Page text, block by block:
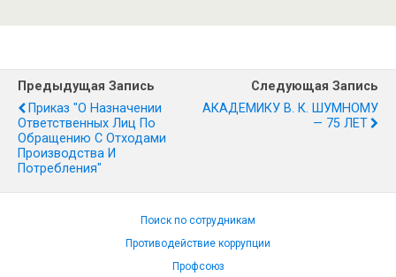
Предыдущая Запись
Приказ "О Назначении
Ответственных Лиц По
Обращению С Отходами
Производства И
Потребления"
Следующая Запись
АКАДЕМИКУ В. К. ШУМНОМУ
— 75 ЛЕТ
Поиск по сотрудникам
Противодействие коррупции
Профсоюз